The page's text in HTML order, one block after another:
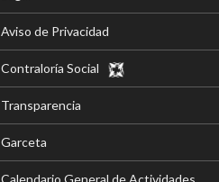
Aviso de Privacidad
Contraloría Social
Transparencia
Garceta